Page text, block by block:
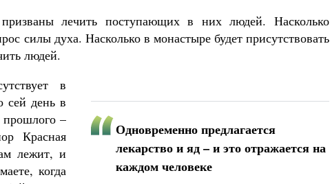
лечить поступающих в них людей. Насколько
силы духа. Насколько в монастыре будет присутствовать
людей.
Одновременно предлагается
лекарство и яд – и это отражается на
каждом человеке
в
сей день в
–
Красная
лежит, и
когда